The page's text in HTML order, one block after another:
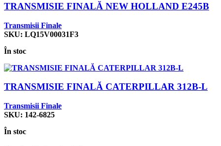
TRANSMISIE FINALĂ NEW HOLLAND E245B
Transmisii Finale
SKU: LQ15V00031F3
În stoc
TRANSMISIE FINALĂ CATERPILLAR 312B-L
Transmisii Finale
SKU: 142-6825
În stoc